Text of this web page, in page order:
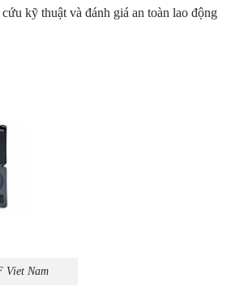
kỹ thuật và đánh giá an toàn lao động
Viet Nam